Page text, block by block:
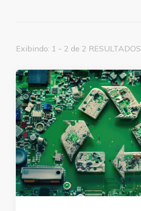
Exibindo: 1 - 2 de 2 RESULTADOS